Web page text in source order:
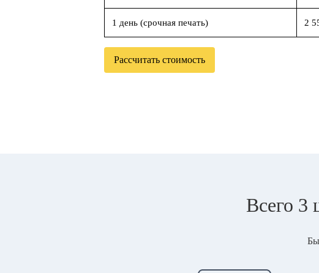
1 день (срочная печать) 2
Рассчитать стоимость
Всего 3